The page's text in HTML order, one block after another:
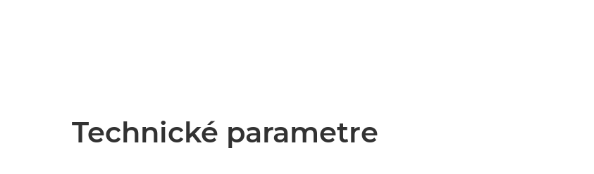
Technické parametre